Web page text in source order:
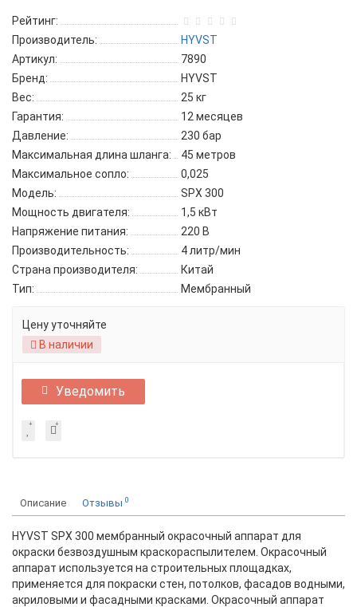
Рейтинг:
Производитель:
HYVST
Артикул:
7890
Бренд:
HYVST
Вес:
25 кг
Гарантия:
12 месяцев
Давление:
230 бар
Максимальная длина шланга:
45 метров
Максимальное сопло:
0,025
Модель:
SPX 300
Мощность двигателя:
1,5 кВт
Напряжение питания:
220 В
Производительность:
4 литр/мин
Страна производителя:
Китай
Тип:
Мембранный
Цену уточняйте
В наличии
Уведомить
Описание Отзывы 0
HYVST SPX 300 мембранный окрасочный аппарат для
окраски безвоздушным краскораспылителем. Окрасочный
аппарат используется на строительных площадках,
применяется для покраски стен, потолков, фасадов водными,
акриловыми и фасадными красками. Окрасочный аппарат